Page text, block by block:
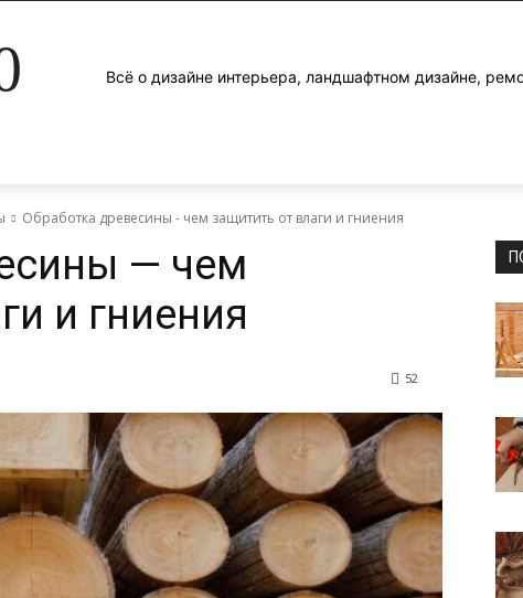
Всё о дизайне интерьера, ландшафтном дизайне,
Обработка древесины - чем защитить от влаги и гниения
— чем
и гниения
52